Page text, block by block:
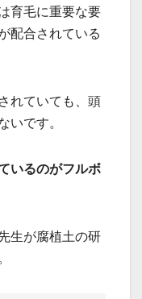
育毛に重要な要
配合されている
れていても、頭
いです。
いるのがフルボ
生が腐植土の研